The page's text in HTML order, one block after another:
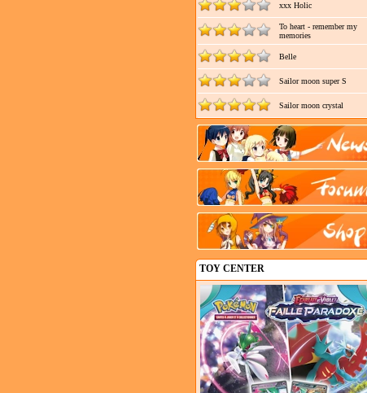
xxx Holic
To heart - remember my
memories
Belle
Sailor moon super S
Sailor moon crystal
TOY CENTER